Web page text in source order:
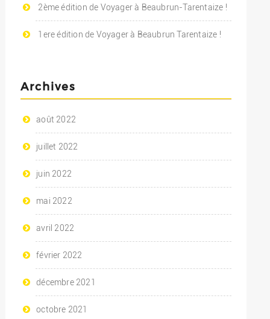
2ème édition de Voyager à Beaubrun-Tarentaize !
1ere édition de Voyager à Beaubrun Tarentaize !
Archives
août 2022
juillet 2022
juin 2022
mai 2022
avril 2022
février 2022
décembre 2021
octobre 2021